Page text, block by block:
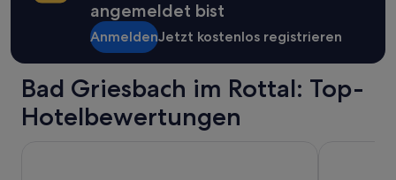
angemeldet bist
AnmeldenJetzt kostenlos registrieren
Bad Griesbach im Rottal: Top-
Hotelbewertungen